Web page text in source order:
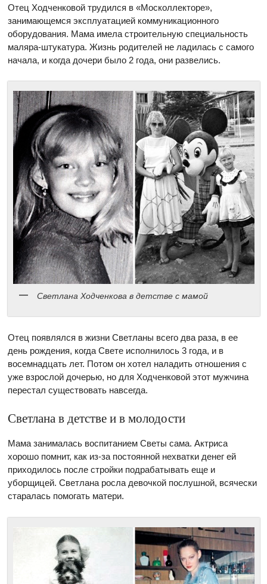
Отец Ходченковой трудился в «Москоллекторе»,
занимающемся эксплуатацией коммуникационного
оборудования. Мама имела строительную специальность
маляра-штукатура. Жизнь родителей не ладилась с самого
начала, и когда дочери было 2 года, они развелись.
Светлана Ходченкова в детстве с мамой
Отец появлялся в жизни Светланы всего два раза, в ее
день рождения, когда Свете исполнилось 3 года, и в
восемнадцать лет. Потом он хотел наладить отношения с
уже взрослой дочерью, но для Ходченковой этот мужчина
перестал существовать навсегда.
Светлана в детстве и в молодости
Мама занималась воспитанием Светы сама. Актриса
хорошо помнит, как из-за постоянной нехватки денег ей
приходилось после стройки подрабатывать еще и
уборщицей. Светлана росла девочкой послушной, всячески
старалась помогать матери.